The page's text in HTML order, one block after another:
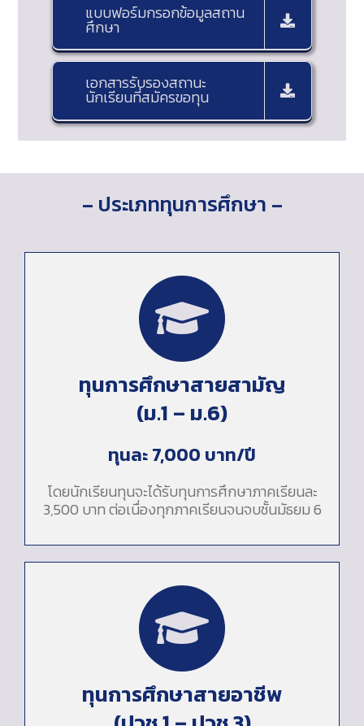
แบบฟอร์มกรอกข้อมูลสถาน
ศึกษา
เอกสารรับรองสถานะ
นักเรียนที่สมัครขอทุน
– ประเภททุนการศึกษา –
ทุนการศึกษาสายสามัญ
(ม.1 – ม.6)
ทุนละ 7,000 บาท/ปี
โดยนักเรียนทุนจะได้รับทุนการศึกษาภาคเรียนละ
3,500 บาท ต่อเนื่องทุกภาคเรียนจนจบชั้นมัธยม 6
ทุนการศึกษาสายอาชีพ